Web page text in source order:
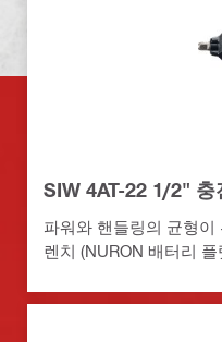
SIW 4AT-22 1/2" 충
파워와 핸들링의 균형
렌치 (NURON 배터리 플